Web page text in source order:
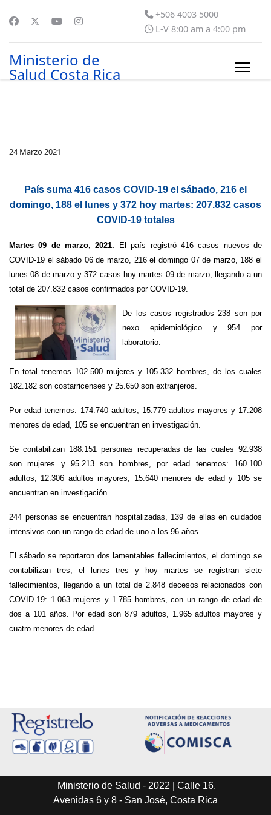
+506 4003 5000
L-V 8:00 am a 4:00 pm
Ministerio de
Salud Costa Rica
24 Marzo 2021
País suma 416 casos COVID-19 el sábado, 216 el
domingo, 188 el lunes y 372 hoy martes: 207.832 casos
COVID-19 totales
Martes 09 de marzo, 2021. El país registró 416 casos nuevos de
COVID-19 el sábado 06 de marzo, 216 el domingo 07 de marzo, 188 el
lunes 08 de marzo y 372 casos hoy martes 09 de marzo, llegando a un
total de 207.832 casos confirmados por COVID-19.
De los casos registrados 238 son por
nexo epidemiológico y 954 por
laboratorio.
En total tenemos 102.500 mujeres y 105.332 hombres, de los cuales
182.182 son costarricenses y 25.650 son extranjeros.
Por edad tenemos: 174.740 adultos, 15.779 adultos mayores y 17.208
menores de edad, 105 se encuentran en investigación.
Se contabilizan 188.151 personas recuperadas de las cuales 92.938
son mujeres y 95.213 son hombres, por edad tenemos: 160.100
adultos, 12.306 adultos mayores, 15.640 menores de edad y 105 se
encuentran en investigación.
244 personas se encuentran hospitalizadas, 139 de ellas en cuidados
intensivos con un rango de edad de uno a los 96 años.
El sábado se reportaron dos lamentables fallecimientos, el domingo se
contabilizan tres, el lunes tres y hoy martes se registran siete
fallecimientos, llegando a un total de 2.848 decesos relacionados con
COVID-19: 1.063 mujeres y 1.785 hombres, con un rango de edad de
dos a 101 años. Por edad son 879 adultos, 1.965 adultos mayores y
cuatro menores de edad.
Ministerio de Salud - 2022 | Calle 16,
Avenidas 6 y 8 - San José, Costa Rica